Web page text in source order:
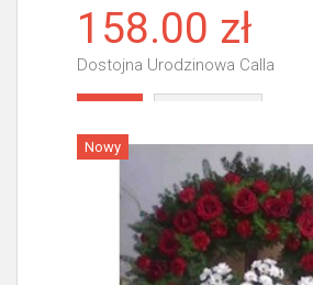
158.00 zł
Dostojna Urodzinowa Calla
Nowy